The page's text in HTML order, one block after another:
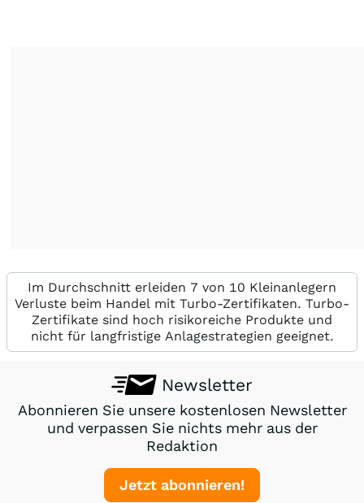
Im Durchschnitt erleiden 7 von 10 Kleinanlegern
Verluste beim Handel mit Turbo-Zertifikaten. Turbo-
Zertifikate sind hoch risikoreiche Produkte und
nicht für langfristige Anlagestrategien geeignet.
Newsletter
Abonnieren Sie unsere kostenlosen Newsletter
und verpassen Sie nichts mehr aus der
Redaktion
Jetzt abonnieren!